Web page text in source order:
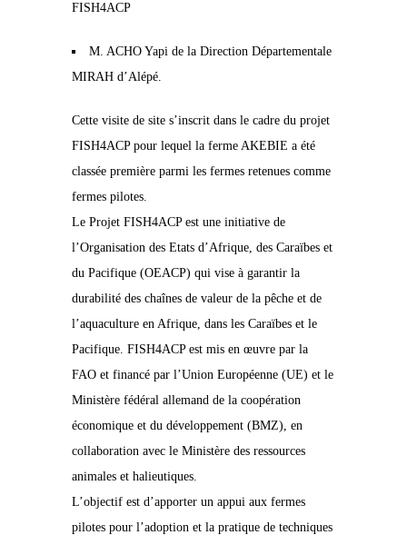
FISH4ACP
M. ACHO Yapi de la Direction Départementale
MIRAH d’Alépé.
Cette visite de site s’inscrit dans le cadre du projet
FISH4ACP pour lequel la ferme AKEBIE a été
classée première parmi les fermes retenues comme
fermes pilotes.
Le Projet FISH4ACP est une initiative de
l’Organisation des Etats d’Afrique, des Caraïbes et
du Pacifique (OEACP) qui vise à garantir la
durabilité des chaînes de valeur de la pêche et de
l’aquaculture en Afrique, dans les Caraïbes et le
Pacifique. FISH4ACP est mis en œuvre par la
FAO et financé par l’Union Européenne (UE) et le
Ministère fédéral allemand de la coopération
économique et du développement (BMZ), en
collaboration avec le Ministère des ressources
animales et halieutiques.
L’objectif est d’apporter un appui aux fermes
pilotes pour l’adoption et la pratique de techniques